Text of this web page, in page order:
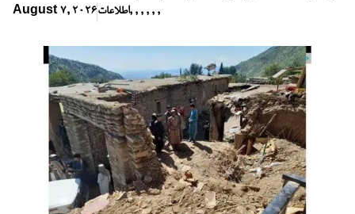
August 7, 2026اطلاعات, , , , , ,